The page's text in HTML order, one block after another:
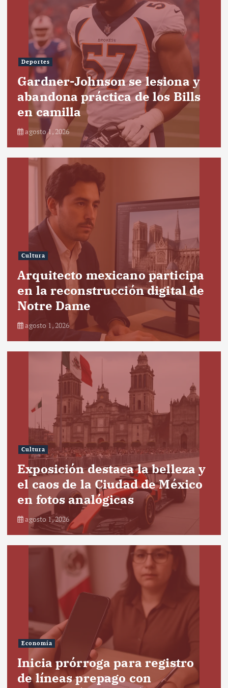
Deportes
Gardner-Johnson se lesiona y
abandona práctica de los Bills
en camilla
agosto 1, 2026
Cultura
Arquitecto mexicano participa
en la reconstrucción digital de
Notre Dame
agosto 1, 2026
Cultura
Exposición destaca la belleza y
el caos de la Ciudad de México
en fotos analógicas
agosto 1, 2026
Economía
Inicia prórroga para registro
de líneas prepago con